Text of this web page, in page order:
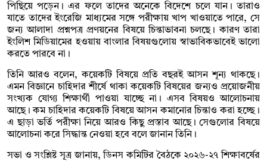
পিছিয়ে পড়েন। এর ফলে তাদের অনেকে বিদেশে চলে যান। তারাও
যাতে তাদের ইংরেজি মাধ্যমের সঙ্গে পরীক্ষায় খাপ খাওয়াতে পারে, সে
জন্য আলাদা প্রশ্নপত্র প্রণয়নের বিষয়ে চিন্তাভাবনা চলছে। কারণ তারা
ইংলিশ মিডিয়ামের হওয়ায় বাংলার বিষয়গুলোয় স্বাভাবিকভাবেই ভালো
করতে পারবে না।
তিনি আরও বলেন, কয়েকটি বিষয়ে প্রতি বছরই আসন শূন্য থাকছে।
এমন বিজ্ঞানে চাহিদার শীর্ষে থাকা কয়েকটি বিষয়ের জন্যও প্রয়োজনীয়
সংখ্যক যোগ্য শিক্ষার্থী পাওয়া যাচ্ছে না। এসব বিষয়ও আলোচনায়
আছে। কম চাহিদার কয়েকটি বিষয়ে আসন কমানোর চিন্তাও করা হচ্ছে।
এ ছাড়া ভর্তি পরীক্ষা নিয়ে আরও কিছু প্রস্তাব আছে। সেগুলোর বিষয়ে
আলোচনা করে সিদ্ধান্ত নেওয়া হবে বলে জানান তিনি।
সভা ও সংশ্লিষ্ট সূত্র জানায়, ডিনস কমিটির বৈঠকে ২০২৬-২৭ শিক্ষাবর্ষের